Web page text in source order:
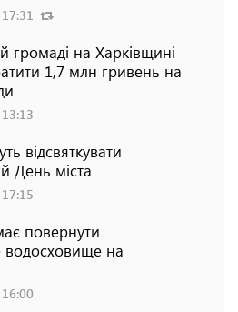
громаді на Харківщині
1,7 млн гривень на
відсвяткувати
День міста
повернути
водосховище на